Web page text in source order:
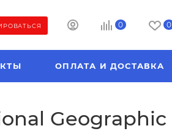
0 0
ОПЛАТА И ДОСТАВКА
Geographic